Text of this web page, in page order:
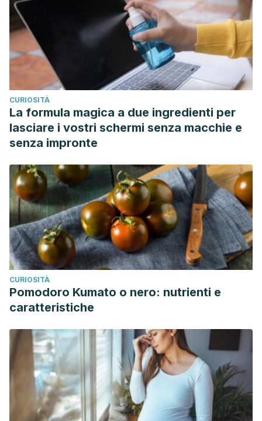
CURIOSITÀ
La formula magica a due ingredienti per
lasciare i vostri schermi senza macchie e
senza impronte
CURIOSITÀ
Pomodoro Kumato o nero: nutrienti e
caratteristiche